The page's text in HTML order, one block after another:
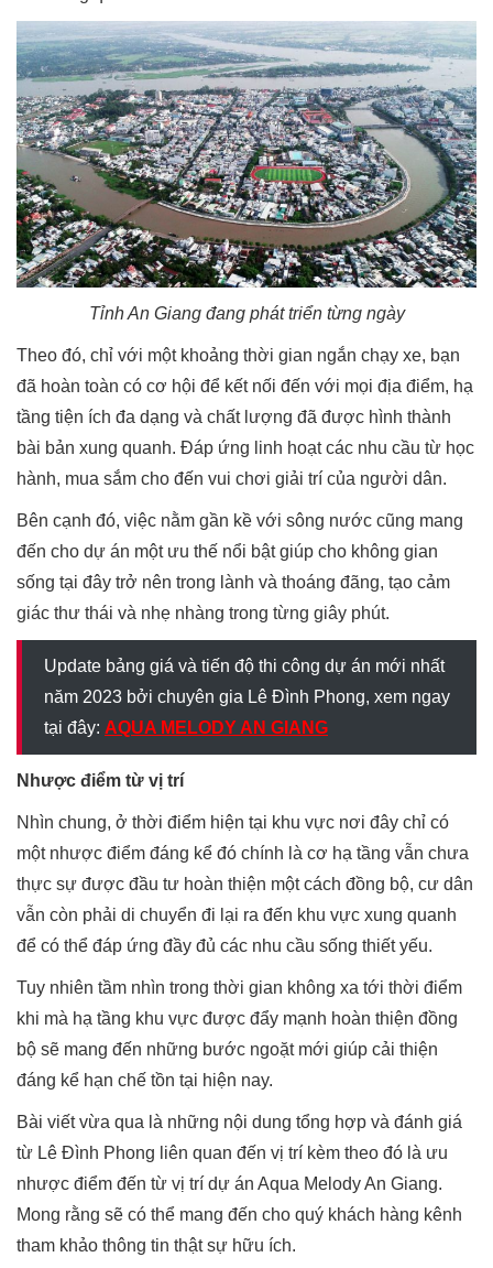
Tỉnh An Giang đang phát triển từng ngày
Theo đó, chỉ với một khoảng thời gian ngắn chạy xe, bạn
đã hoàn toàn có cơ hội để kết nối đến với mọi địa điểm, hạ
tầng tiện ích đa dạng và chất lượng đã được hình thành
bài bản xung quanh. Đáp ứng linh hoạt các nhu cầu từ học
hành, mua sắm cho đến vui chơi giải trí của người dân.
Bên cạnh đó, việc nằm gần kề với sông nước cũng mang
đến cho dự án một ưu thế nổi bật giúp cho không gian
sống tại đây trở nên trong lành và thoáng đãng, tạo cảm
giác thư thái và nhẹ nhàng trong từng giây phút.
Update bảng giá và tiến độ thi công dự án mới nhất
năm 2023 bởi chuyên gia Lê Đình Phong, xem ngay
tại đây: AQUA MELODY AN GIANG
Nhược điểm từ vị trí
Nhìn chung, ở thời điểm hiện tại khu vực nơi đây chỉ có
một nhược điểm đáng kể đó chính là cơ hạ tầng vẫn chưa
thực sự được đầu tư hoàn thiện một cách đồng bộ, cư dân
vẫn còn phải di chuyển đi lại ra đến khu vực xung quanh
để có thể đáp ứng đầy đủ các nhu cầu sống thiết yếu.
Tuy nhiên tầm nhìn trong thời gian không xa tới thời điểm
khi mà hạ tầng khu vực được đẩy mạnh hoàn thiện đồng
bộ sẽ mang đến những bước ngoặt mới giúp cải thiện
đáng kể hạn chế tồn tại hiện nay.
Bài viết vừa qua là những nội dung tổng hợp và đánh giá
từ Lê Đình Phong liên quan đến vị trí kèm theo đó là ưu
nhược điểm đến từ vị trí dự án Aqua Melody An Giang.
Mong rằng sẽ có thể mang đến cho quý khách hàng kênh
tham khảo thông tin thật sự hữu ích.